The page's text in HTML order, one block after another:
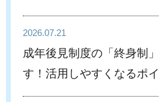
2026.07.21
成年後見制度の「終身制
す！活用しやすくなるポ